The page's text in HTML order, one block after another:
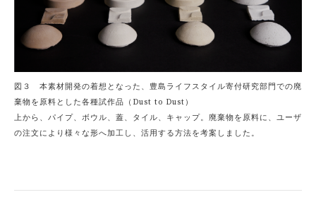
図３ 本素材開発の着想となった、豊島ライフスタイル寄付研究部門での廃
棄物を原料とした各種試作品（Dust to Dust）
上から、パイプ、ボウル、蓋、タイル、キャップ。廃棄物を原料に、ユーザ
の注文により様々な形へ加工し、活用する方法を考案しました。